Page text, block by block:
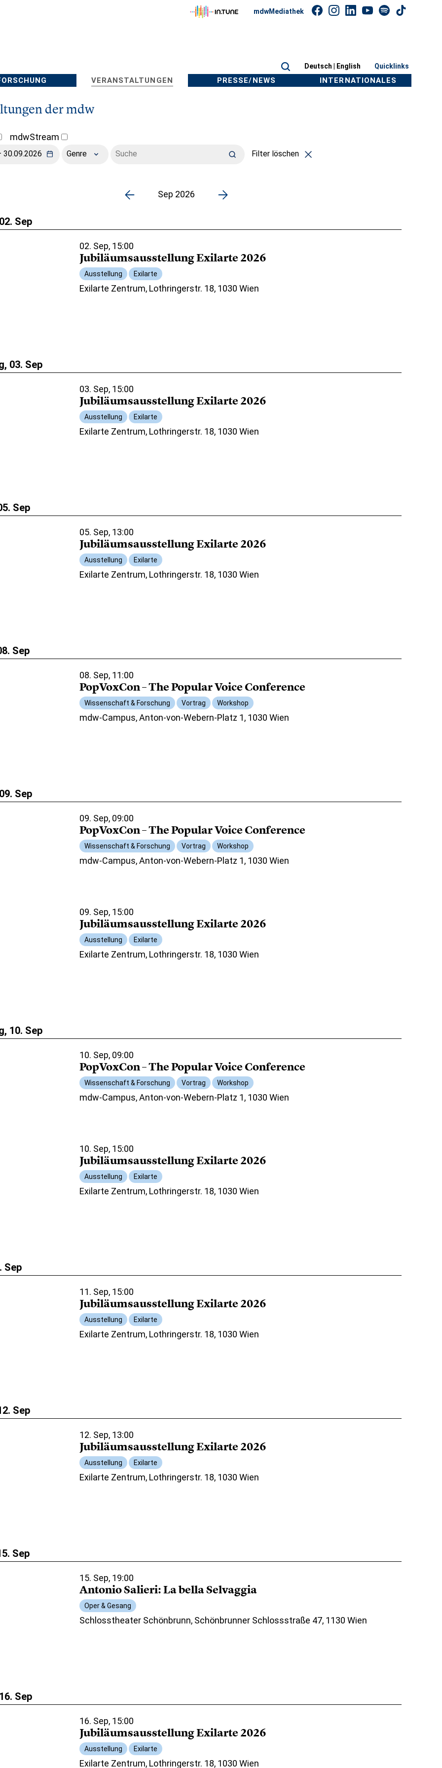
mdwMediathek
Deutsch | English Quicklinks
VERANSTALTUNGEN PRESSE/NEWS INTERNATIONALES
der mdw
mdwStream
Genre Filter löschen
Sep 2026
Sep
02. Sep, 15:00
Jubiläumsausstellung Exilarte 2026
Ausstellung Exilarte
Exilarte Zentrum, Lothringerstr. 18, 1030 Wien
03. Sep
03. Sep, 15:00
Jubiläumsausstellung Exilarte 2026
Ausstellung Exilarte
Exilarte Zentrum, Lothringerstr. 18, 1030 Wien
Sep
05. Sep, 13:00
Jubiläumsausstellung Exilarte 2026
Ausstellung Exilarte
Exilarte Zentrum, Lothringerstr. 18, 1030 Wien
Sep
08. Sep, 11:00
PopVoxCon – The Popular Voice Conference
Wissenschaft & Forschung Vortrag Workshop
mdw-Campus, Anton-von-Webern-Platz 1, 1030 Wien
Sep
09. Sep, 09:00
PopVoxCon – The Popular Voice Conference
Wissenschaft & Forschung Vortrag Workshop
mdw-Campus, Anton-von-Webern-Platz 1, 1030 Wien
09. Sep, 15:00
Jubiläumsausstellung Exilarte 2026
Ausstellung Exilarte
Exilarte Zentrum, Lothringerstr. 18, 1030 Wien
10. Sep
10. Sep, 09:00
PopVoxCon – The Popular Voice Conference
Wissenschaft & Forschung Vortrag Workshop
mdw-Campus, Anton-von-Webern-Platz 1, 1030 Wien
10. Sep, 15:00
Jubiläumsausstellung Exilarte 2026
Ausstellung Exilarte
Exilarte Zentrum, Lothringerstr. 18, 1030 Wien
Sep
11. Sep, 15:00
Jubiläumsausstellung Exilarte 2026
Ausstellung Exilarte
Exilarte Zentrum, Lothringerstr. 18, 1030 Wien
Sep
12. Sep, 13:00
Jubiläumsausstellung Exilarte 2026
Ausstellung Exilarte
Exilarte Zentrum, Lothringerstr. 18, 1030 Wien
Sep
15. Sep, 19:00
Antonio Salieri: La bella Selvaggia
Oper & Gesang
Schlosstheater Schönbrunn, Schönbrunner Schlossstraße 47, 1130 Wien
Sep
16. Sep, 15:00
Jubiläumsausstellung Exilarte 2026
Ausstellung Exilarte
Exilarte Zentrum, Lothringerstr. 18, 1030 Wien